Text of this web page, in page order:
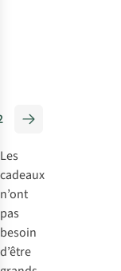
Les
cadeaux
n’ont
pas
besoin
d’être